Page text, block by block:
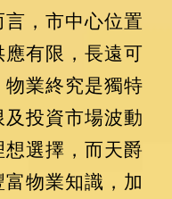
，市中心位置
有限，長遠可
業終究是獨特
投資市場波動
選擇，而天爵
物業知識，加